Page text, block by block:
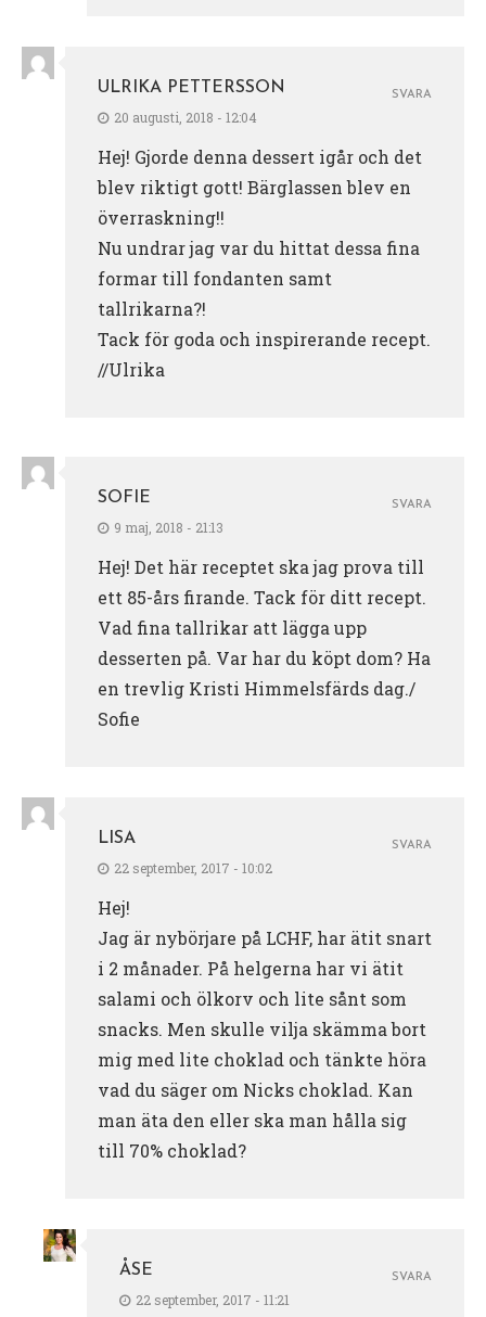
ULRIKA PETTERSSON
20 augusti, 2018 - 12:04
Hej! Gjorde denna dessert igår och det
blev riktigt gott! Bärglassen blev en
överraskning!!
Nu undrar jag var du hittat dessa fina
formar till fondanten samt
tallrikarna?!
Tack för goda och inspirerande recept.
//Ulrika
SVARA
SOFIE
9 maj, 2018 - 21:13
Hej! Det här receptet ska jag prova till
ett 85-års firande. Tack för ditt recept.
Vad fina tallrikar att lägga upp
desserten på. Var har du köpt dom? Ha
en trevlig Kristi Himmelsfärds dag./
Sofie
SVARA
LISA
22 september, 2017 - 10:02
Hej!
Jag är nybörjare på LCHF, har ätit snart
i 2 månader. På helgerna har vi ätit
salami och ölkorv och lite sånt som
snacks. Men skulle vilja skämma bort
mig med lite choklad och tänkte höra
vad du säger om Nicks choklad. Kan
man äta den eller ska man hålla sig
till 70% choklad?
SVARA
ÅSE
22 september, 2017 - 11:21
SVARA